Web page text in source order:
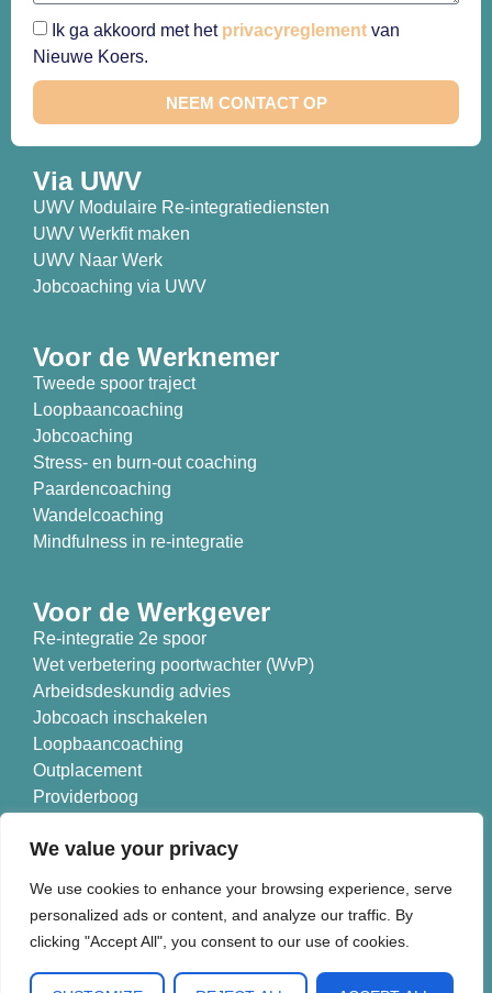
We value your privacy
We use cookies to enhance your browsing experience, serve
personalized ads or content, and analyze our traffic. By
clicking "Accept All", you consent to our use of cookies.
Ik ga akkoord met het privacyreglement van
Nieuwe Koers.
NEEM CONTACT OP
Via UWV
UWV Modulaire Re-integratiediensten
UWV Werkfit maken
UWV Naar Werk
Jobcoaching via UWV
Voor de Werknemer
Tweede spoor traject
Loopbaancoaching
Jobcoaching
Stress- en burn-out coaching
Paardencoaching
Wandelcoaching
Mindfulness in re-integratie
Voor de Werkgever
Re-integratie 2e spoor
Wet verbetering poortwachter (WvP)
Arbeidsdeskundig advies
Jobcoach inschakelen
Loopbaancoaching
Outplacement
Providerboog
Nieuwe Koers is aangesloten bij: